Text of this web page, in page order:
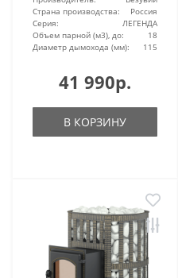
Страна производства:
Россия
Серия:
ЛЕГЕНДА
Объем парной (м3), до:
18
Диаметр дымохода (мм):
115
41 990р.
В КОРЗИНУ